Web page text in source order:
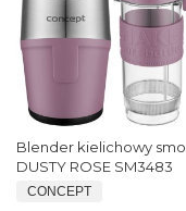
Blender kielichowy
DUSTY ROSE SM3483
CONCEPT